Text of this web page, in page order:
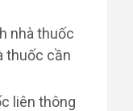
nhà thuốc
thuốc cần
liên thông